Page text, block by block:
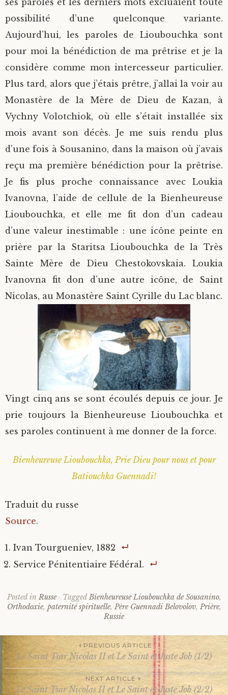
ses paroles et les derniers mots excluaient toute
possibilité d’une quelconque variante.
Aujourd’hui, les paroles de Lioubouchka sont
pour moi la bénédiction de ma prêtrise et je la
considère comme mon intercesseur particulier.
Plus tard, alors que j’étais prêtre, j’allai la voir au
Monastère de la Mère de Dieu de Kazan, à
Vychny Volotchiok, où elle s’était installée six
mois avant son décès. Je me suis rendu plus
d’une fois à Sousanino, dans la maison où j’avais
reçu ma première bénédiction pour la prêtrise.
Je fis plus proche connaissance avec Loukia
Ivanovna, l’aide de cellule de la Bienheureuse
Lioubouchka, et elle me fit don d’un cadeau
d’une valeur inestimable : une icône peinte en
prière par la Staritsa Lioubouchka de la Très
Sainte Mère de Dieu Chestokovskaia. Loukia
Ivanovna fit don d’une autre icône, de Saint
Nicolas, au Monastère Saint Cyrille du Lac blanc.
Vingt cinq ans se sont écoulés depuis ce jour. Je
prie toujours la Bienheureuse Lioubouchka et
ses paroles continuent à me donner de la force.
Bienheureuse Lioubouchka, Prie Dieu pour nous et pour
Batiouchka Guennadi!
Traduit du russe
Source.
Ivan Tourgueniev, 1882
Service Pénitentiaire Fédéral.
Posted in Russe Tagged Bienheureuse Lioubouchka de Sousanino,
Orthodoxie, paternité spirituelle, Père Guennadi Belovolov, Prière,
Russie
Post
PREVIOUS ARTICLE
Le Saint Tsar Nicolas II et Le Saint et Juste Job (1/2)
NEXT ARTICLE
Le Saint Tsar Nicolas II et Le Saint et Juste Job (2/2)